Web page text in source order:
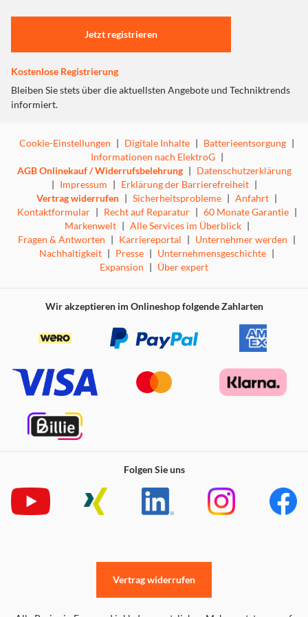
Einstellungen anpassen
Jetzt registrieren
Kostenlose Registrierung
Bleiben Sie stets über die aktuellsten Angebote und Techniktrends
informiert.
Cookie-Einstellungen | Digitale Inhalte | Batterieentsorgung |
Informationen nach ElektroG |
AGB Onlinekauf / Widerrufsbelehrung | Datenschutzerklärung
| Impressum | Erklärung der Barrierefreiheit |
Vertrag widerrufen | Sicherheitsprobleme | Anfahrt |
Kontaktformular | Recht auf Reparatur | 60 Monate Garantie |
Markenwelt | Alle Services im Überblick |
Fragen & Antworten | Karriereportal | Unternehmer werden |
Nachhaltigkeit | Presse | Unternehmensgeschichte |
Expansion | Über expert
Wir akzeptieren im Onlineshop folgende Zahlarten
Folgen Sie uns
Vertrag widerrufen